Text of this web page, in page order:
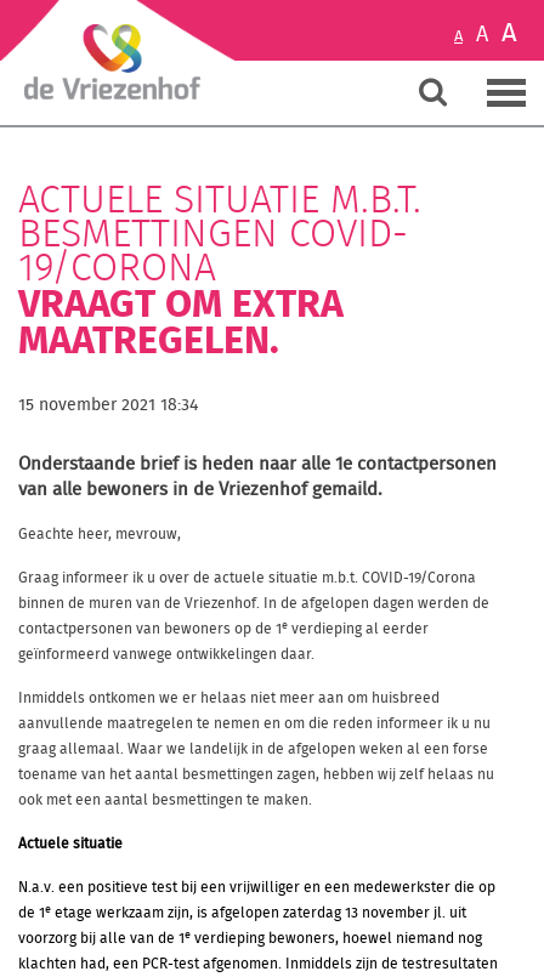
A A A
ACTUELE SITUATIE M.B.T.
BESMETTINGEN COVID-
19/CORONA
VRAAGT OM EXTRA
MAATREGELEN.
15 november 2021 18:34
Onderstaande brief is heden naar alle 1e contactpersonen
van alle bewoners in de Vriezenhof gemaild.
Geachte heer, mevrouw,
Graag informeer ik u over de actuele situatie m.b.t. COVID-19/Corona
binnen de muren van de Vriezenhof. In de afgelopen dagen werden de
contactpersonen van bewoners op de 1e verdieping al eerder
geïnformeerd vanwege ontwikkelingen daar.
Inmiddels ontkomen we er helaas niet meer aan om huisbreed
aanvullende maatregelen te nemen en om die reden informeer ik u nu
graag allemaal. Waar we landelijk in de afgelopen weken al een forse
toename van het aantal besmettingen zagen, hebben wij zelf helaas nu
ook met een aantal besmettingen te maken.
Actuele situatie
N.a.v. een positieve test bij een vrijwilliger en een medewerkster die op
de 1e etage werkzaam zijn, is afgelopen zaterdag 13 november jl. uit
voorzorg bij alle van de 1e verdieping bewoners, hoewel niemand nog
klachten had, een PCR-test afgenomen. Inmiddels zijn de testresultaten